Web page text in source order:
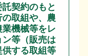
契約のもと
取組や、農
機械等をレ
等（販売は
する取組等